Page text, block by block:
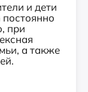
и дети
при
а также